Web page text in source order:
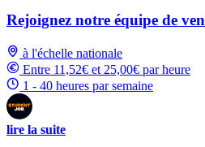
Rejoignez notre équipe de
à l'échelle nationale
Entre 11,52€ et 25,00€ par heure
1 - 40 heures par semaine
lire la suite